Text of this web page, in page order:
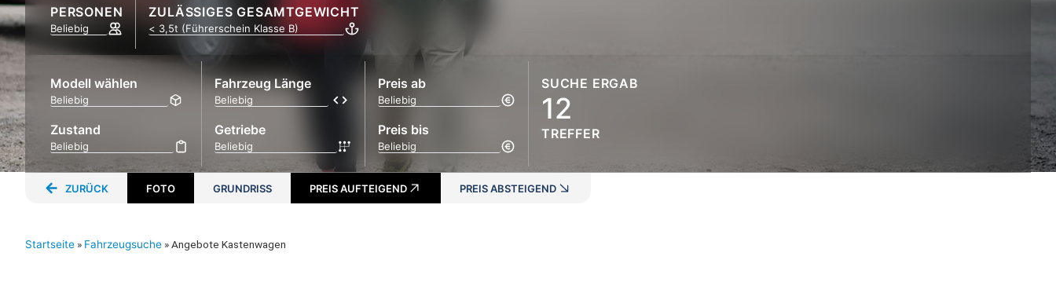
PERSONEN ZULÄSSIGES GESAMTGEWICHT
Modell wählen
Zustand
Fahrzeug Länge
Getriebe
Preis ab
Preis bis
SUCHE ERGAB
12
TREFFER
ZURÜCK FOTO GRUNDRISS PREIS AUFTEIGEND PREIS ABSTEIGEND
Startseite » Fahrzeugsuche »Angebote Kastenwagen